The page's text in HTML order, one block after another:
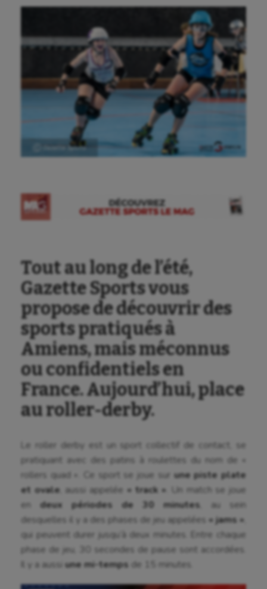
Ⓒ Gazette Sports
Tout au long de l’été,
Gazette Sports vous
propose de découvrir des
sports pratiqués à
Amiens, mais méconnus
ou confidentiels en
France. Aujourd’hui, place
au roller-derby.
Le roller derby est un sport collectif de contact, se
pratiquant avec des patins à roulettes du nom de «
rollers quad ». Ce sport se joue sur une piste plate
et ovale , aussi appelée « track » . Un match se joue
en deux périodes de 30 minutes , au sein
desquelles il y a des phases de jeu appelées « jams »
qui peuvent durer jusqu’à deux minutes. Entre chaque
phase de jeu, 30 secondes de pause sont accordées.
Il y a aussi une mi-temps de 15 minutes.